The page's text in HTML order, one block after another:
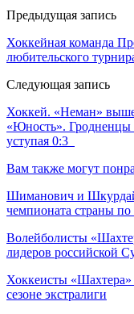
Предыдущая запись
Хоккейная команда
любительского
Следующая запись
Хоккей. «Неман»
«Юность».
уступая 0:3
Вам также могут
Шиманович и
чемпионата страны
Волейболисты
лидеров российской
Хоккеисты «Шахтера»
сезоне экстралиги